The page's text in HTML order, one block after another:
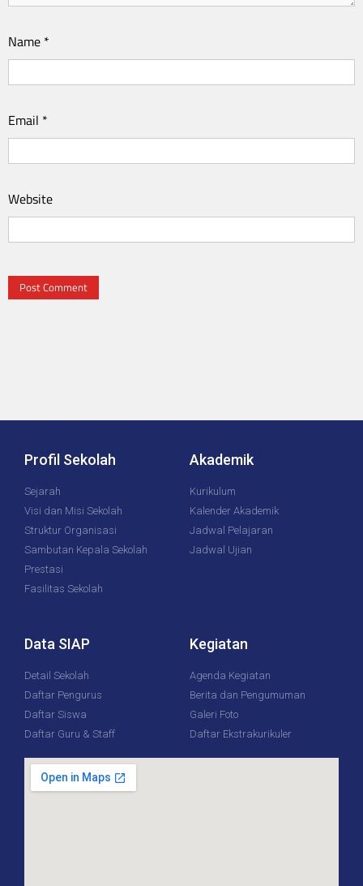
Name *
Email *
Website
Profil Sekolah
Sejarah
Visi dan Misi Sekolah
Struktur Organisasi
Sambutan Kepala Sekolah
Prestasi
Fasilitas Sekolah
Akademik
Kurikulum
Kalender Akademik
Jadwal Pelajaran
Jadwal Ujian
Data SIAP
Detail Sekolah
Daftar Pengurus
Daftar Siswa
Daftar Guru & Staff
Kegiatan
Agenda Kegiatan
Berita dan Pengumuman
Galeri Foto
Daftar Ekstrakurikuler